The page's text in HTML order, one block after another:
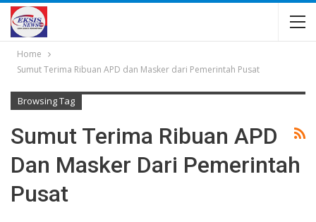
Home
Sumut Terima Ribuan APD dan Masker dari Pemerintah Pusat
Browsing Tag
Sumut Terima Ribuan APD
Dan Masker Dari Pemerintah
Pusat